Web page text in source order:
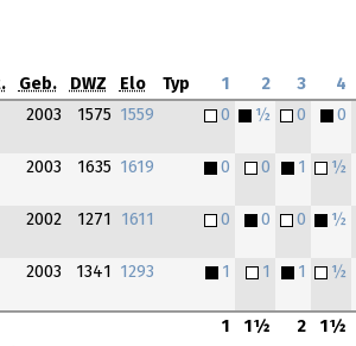
Geb. DWZ Elo Typ 1 2 3 4
1 1½ 2
1½
2003 1575 1559 0 ½ 0 0
2003 1635 1619 0 0 1 ½
2002 1271 1611 0 0 0 ½
2003 1341 1293 1 1 1 ½